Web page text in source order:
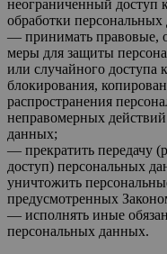
неограниченный доступ
обработки
— принимать правовые,
меры для защиты
или случайного доступа
блокирования,
распространения
неправомерных
данных;
— прекратить передачу
доступ) персональных
уничтожить
предусмотренных
— исполнять иные
персональных данных.